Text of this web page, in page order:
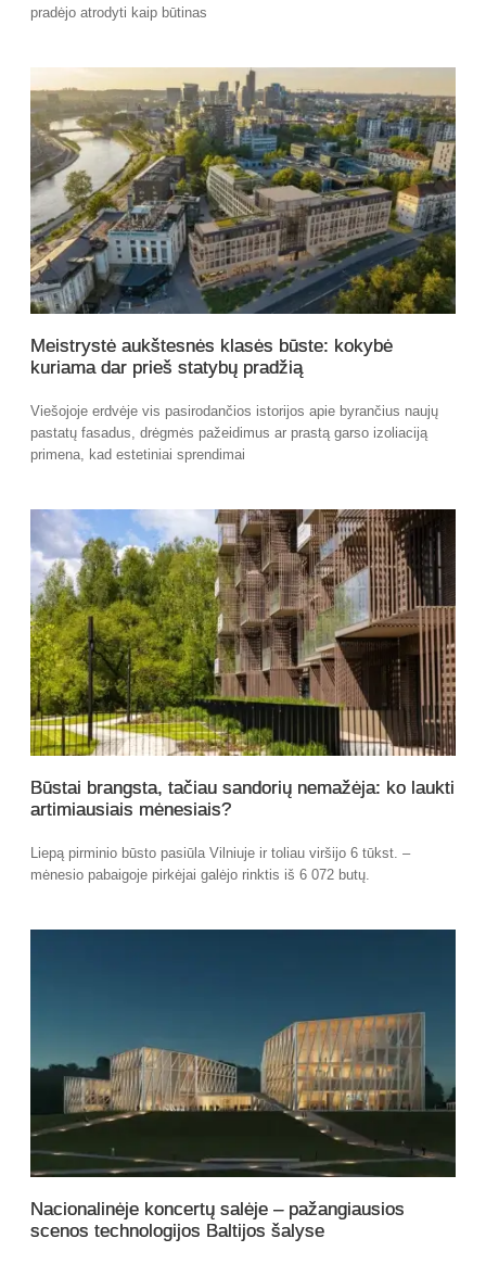
pradėjo atrodyti kaip būtinas
Meistrystė aukštesnės klasės būste: kokybė
kuriama dar prieš statybų pradžią
Viešojoje erdvėje vis pasirodančios istorijos apie byrančius naujų
pastatų fasadus, drėgmės pažeidimus ar prastą garso izoliaciją
primena, kad estetiniai sprendimai
Būstai brangsta, tačiau sandorių nemažėja: ko laukti
artimiausiais mėnesiais?
Liepą pirminio būsto pasiūla Vilniuje ir toliau viršijo 6 tūkst. –
mėnesio pabaigoje pirkėjai galėjo rinktis iš 6 072 butų.
Nacionalinėje koncertų salėje – pažangiausios
scenos technologijos Baltijos šalyse